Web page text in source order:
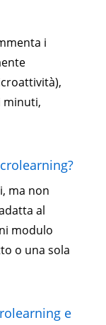
i
minuti,
ma non
al
modulo
o una sola
e